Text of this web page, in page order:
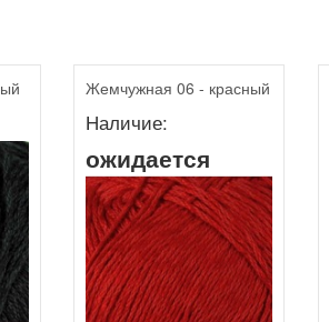
Жемчужная 06 - красный
Наличие:
ожидается